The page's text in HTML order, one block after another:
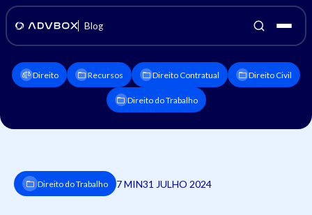
Blog
Direito Recursos Direito Contratual Direito Civil
Direito do Trabalho
Direito do Trabalho 7 MIN31 JULHO 2024